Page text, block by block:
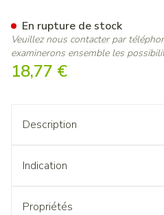
18,77 €
En rupture de stock
Veuillez nous contacter par
examinerons ensemble les
Description
Indication
Propriétés